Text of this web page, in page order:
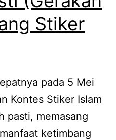
Stiker
pada 5 Mei
Kontes Stiker Islam
pasti, memasang
ketimbang